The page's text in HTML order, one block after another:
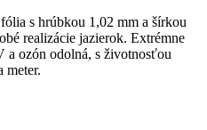
s hrúbkou 1,02 mm a šírkou
realizácie jazierok. Extrémne
ozón odolná, s životnosťou
meter.